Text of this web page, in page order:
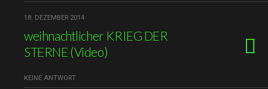
18. DEZEMBER 2014
weihnachtlicher KRIEG DER
STERNE (Video)
KEINE ANTWORT